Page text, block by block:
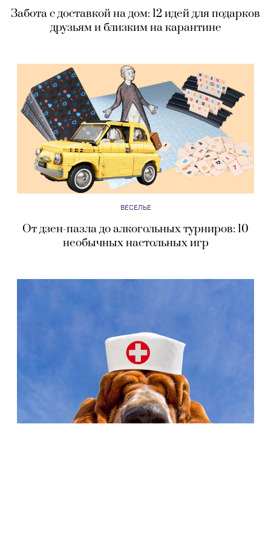
Забота с доставкой на дом: 12 идей для подарков
друзьям и близким на карантине
ВЕСЕЛЬЕ
От дзен-пазла до алкогольных турниров: 10
необычных настольных игр